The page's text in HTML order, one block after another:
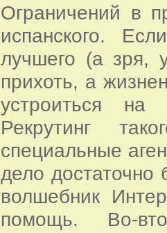
Ограничений в
испанского.
лучшего (а зря,
прихоть, а
устроиться на
Рекрутинг
специальные
дело достаточно
волшебник
помощь. Во-